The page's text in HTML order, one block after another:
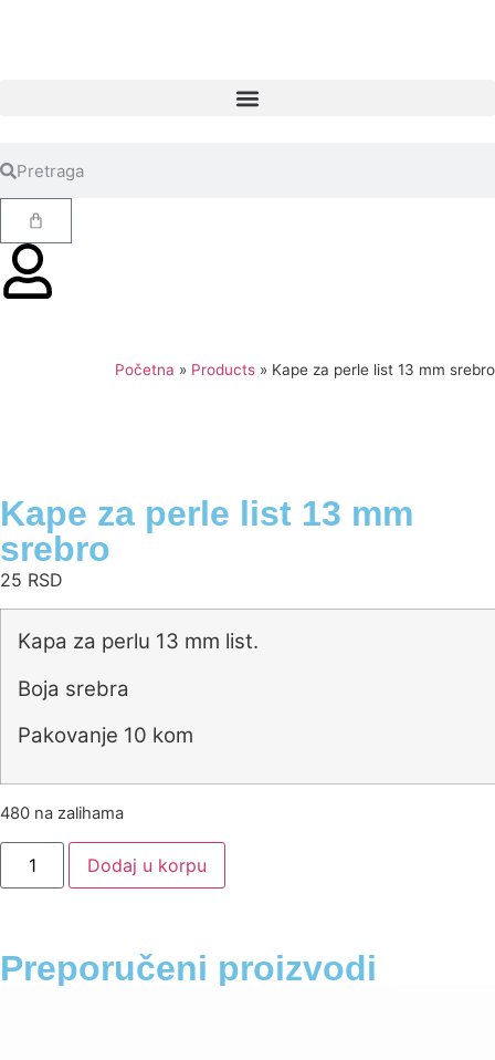
Početna » Products » Kape za perle list 13 mm srebro
Kape za perle list 13 mm
srebro
25 RSD
Kapa za perlu 13 mm list.
Boja srebra
Pakovanje 10 kom
480 na zalihama
Dodaj u korpu
Preporučeni proizvodi